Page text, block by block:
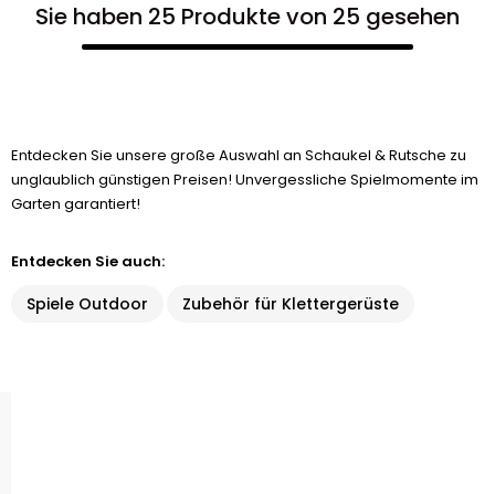
Sie haben 25 Produkte von 25 gesehen
Entdecken Sie unsere große Auswahl an Schaukel & Rutsche zu
unglaublich günstigen Preisen! Unvergessliche Spielmomente im
Garten garantiert!
Entdecken Sie auch:
Spiele Outdoor Zubehör für Klettergerüste